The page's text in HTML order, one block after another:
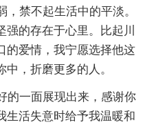
禁不起生活中的平淡。
的存在于心里。比起川
的爱情，我宁愿选择他这
，折磨更多的人。
的一面展现出来，感谢你
生活失意时给予我温暖和